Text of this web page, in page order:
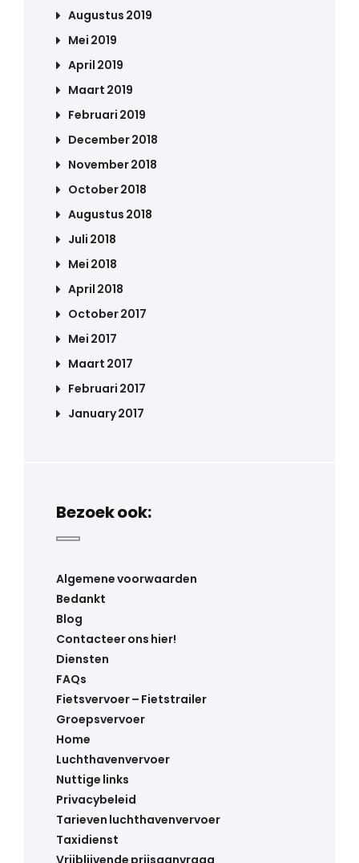
Augustus 2019
Mei 2019
April 2019
Maart 2019
Februari 2019
December 2018
November 2018
October 2018
Augustus 2018
Juli 2018
Mei 2018
April 2018
October 2017
Mei 2017
Maart 2017
Februari 2017
January 2017
Bezoek ook:
Algemene voorwaarden
Bedankt
Blog
Contacteer ons hier!
Diensten
FAQs
Fietsvervoer – Fietstrailer
Groepsvervoer
Home
Luchthavenvervoer
Nuttige links
Privacybeleid
Tarieven luchthavenvervoer
Taxidienst